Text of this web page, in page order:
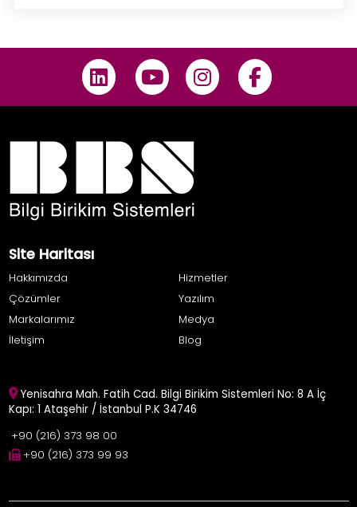
Site Haritası
Hakkımızda
Hizmetler
Çözümler
Yazılım
Markalarımız
Medya
İletişim
Blog
Yenisahra Mah. Fatih Cad. Bilgi Birikim Sistemleri No: 8 A İç
Kapı: 1 Ataşehir / İstanbul P.K 34746
+90 (216) 373 98 00
+90 (216) 373 99 93